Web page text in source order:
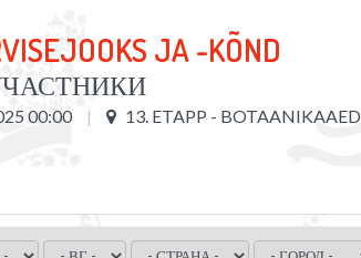
JA -KÕND
00:00 13. ETAPP - BOTAANIKAAED